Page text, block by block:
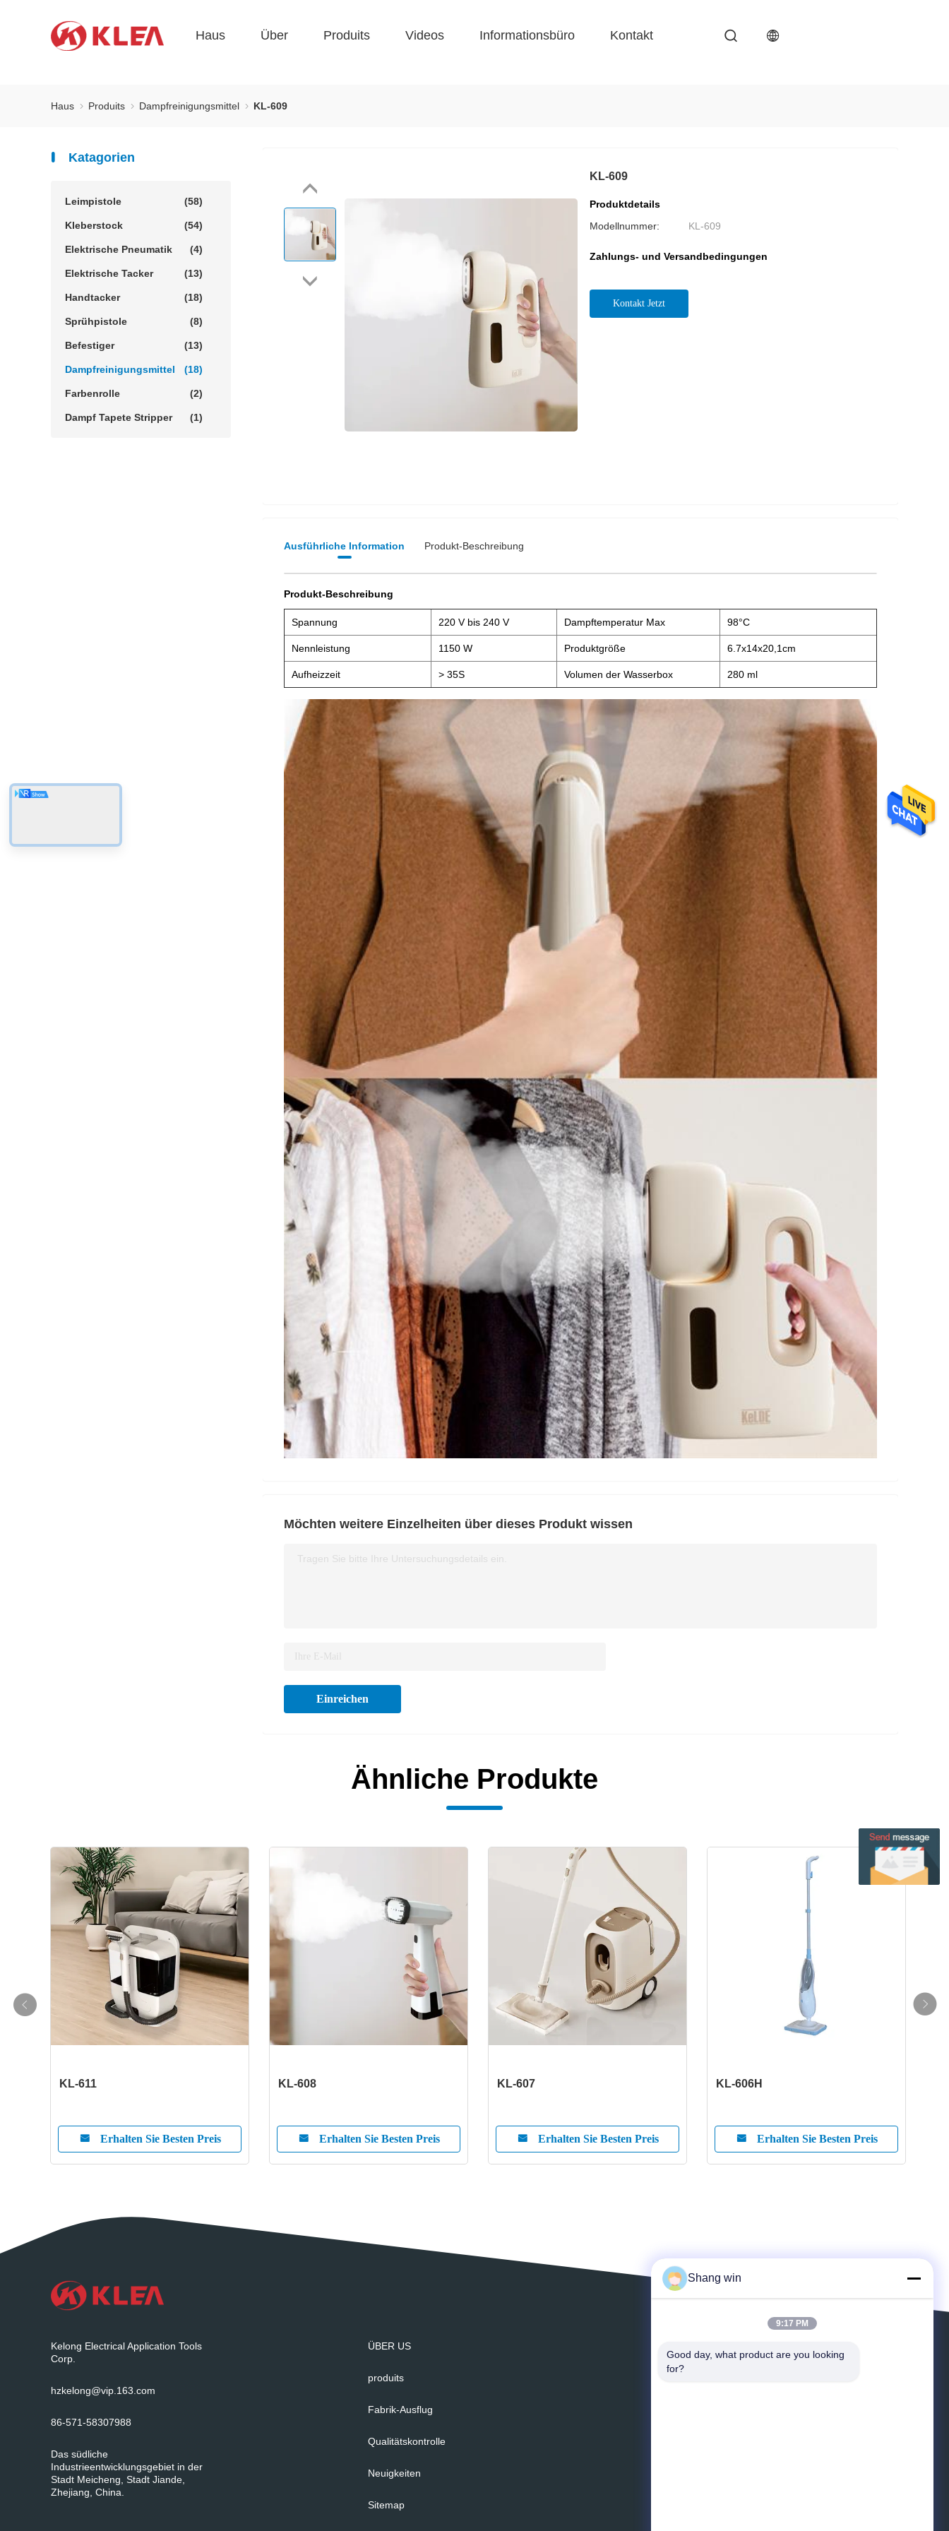
Haus Über Produits Videos Informationsbüro Kontakt
Haus Produits Dampfreinigungsmittel KL-609
Katagorien
Leimpistole (58)
Kleberstock (54)
Elektrische Pneumatik (4)
Elektrische Tacker (13)
Handtacker (18)
Sprühpistole (8)
Befestiger (13)
Dampfreinigungsmittel (18)
Farbenrolle (2)
Dampf Tapete Stripper (1)
KL-609
Produktdetails
Modellnummer:
KL-609
Zahlungs- und Versandbedingungen
Kontakt Jetzt
Ausführliche Information Produkt-Beschreibung
Produkt-Beschreibung
Spannung 220 V bis 240 V Dampftemperatur Max 98°C
Nennleistung 1150 W Produktgröße 6.7x14x20,1cm
Aufheizzeit > 35S Volumen der Wasserbox 280 ml
Möchten weitere Einzelheiten über dieses Produkt wissen
Tragen Sie bitte Ihre Untersuchungsdetails ein.
Einreichen
Ähnliche Produkte
KL-611
Erhalten Sie Besten Preis
KL-608
Erhalten Sie Besten Preis
KL-607
Erhalten Sie Besten Preis
KL-606H
Erhalten Sie Besten Preis
Kelong Electrical Application Tools
Corp.
hzkelong@vip.163.com
86-571-58307988
Das südliche
Industrieentwicklungsgebiet in der
Stadt Meicheng, Stadt Jiande,
Zhejiang, China.
ÜBER US
produits
Fabrik-Ausflug
Qualitätskontrolle
Neuigkeiten
Sitemap
Shang win
9:17 PM
Good day, what product are you looking
for?